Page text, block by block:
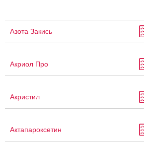
Азота Закись
Акриол Про
Акристил
Актапароксетин